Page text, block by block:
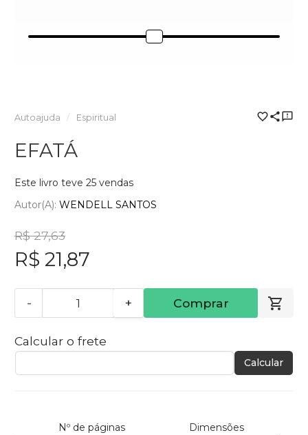
Autoajuda Espiritual
EFATÁ
Este livro teve 25 vendas
Autor(a): WENDELL SANTOS
R$ 27,63
R$ 21,87
- + Comprar
Calcular o frete
Calcular
Nº de páginas Dimensões